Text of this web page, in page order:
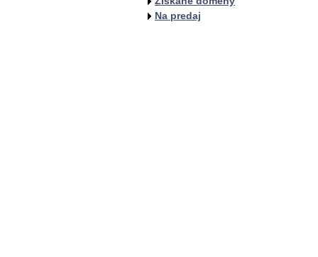
Na predaj